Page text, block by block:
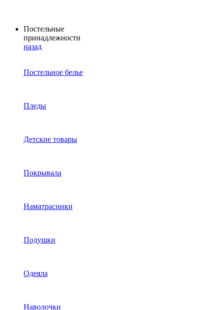
Постельные
принадлежности
назад
Постельное белье
Пледы
Детские товары
Покрывала
Наматрасники
Подушки
Одеяла
Наволочки